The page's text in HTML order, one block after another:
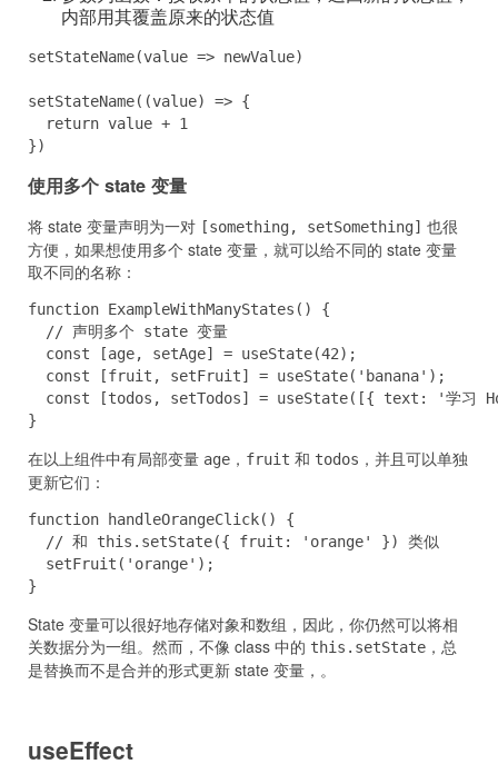
内部用其覆盖原来的状态值
setStateName(value => newValue)
setStateName((value) => {
return value + 1
})
使用多个 state 变量
将 state 变量声明为一对 [something, setSomething] 也很
方便，如果想使用多个 state 变量，就可以给不同的 state 变量
取不同的名称：
function ExampleWithManyStates() {
// 声明多个 state 变量
const [age, setAge] = useState(42);
const [fruit, setFruit] = useState('banana');
const [todos, setTodos] = useState([{ text: '学习
}
在以上组件中有局部变量 age ， fruit 和 todos ，并且可以单独
更新它们：
function handleOrangeClick() {
// 和 this.setState({ fruit: 'orange' }) 类似
setFruit('orange');
}
State 变量可以很好地存储对象和数组，因此，你仍然可以将相
关数据分为一组。然而，不像 class 中的 this.setState ，总
是替换而不是合并的形式更新 state 变量，。
useEffect